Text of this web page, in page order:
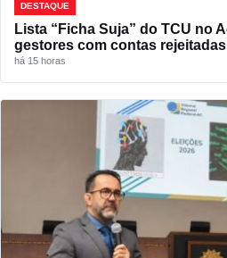
DESTAQUE
Lista “Ficha Suja” do TCU no
gestores com contas rejeitadas
há 15 horas